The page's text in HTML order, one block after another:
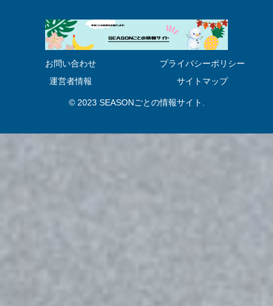
お問い合わせ
プライバシーポリシー
運営者情報
サイトマップ
© 2023 SEASONごとの情報サイト.